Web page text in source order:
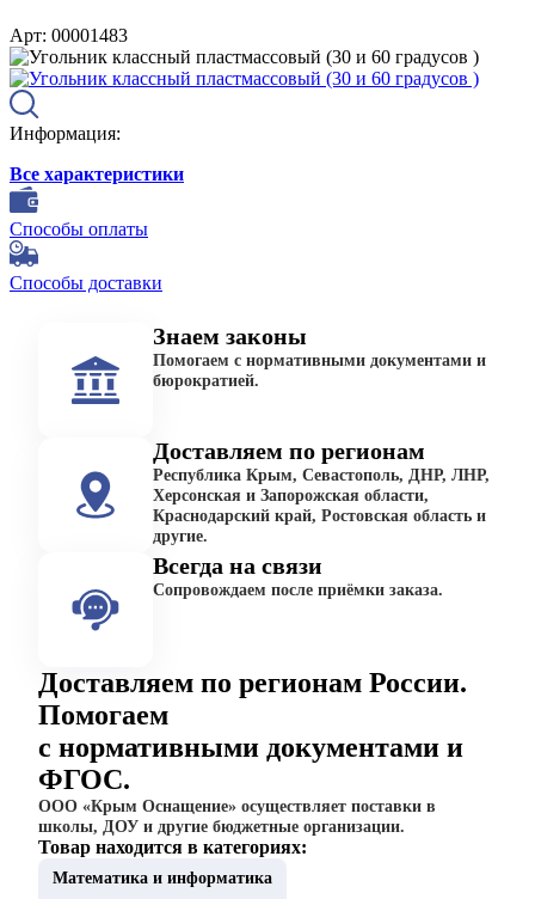
Арт: 00001483
Информация:
Все характеристики
Способы оплаты
Способы доставки
Знаем законы
Помогаем с нормативными документами и
бюрократией.
Доставляем по регионам
Республика Крым, Севастополь, ДНР, ЛНР,
Херсонская и Запорожская области,
Краснодарский край, Ростовская область и
другие.
Всегда на связи
Сопровождаем после приёмки заказа.
Доставляем по регионам России.
Помогаем
с нормативными документами и
ФГОС.
ООО «Крым Оснащение» осуществляет поставки в
школы, ДОУ и другие бюджетные организации.
Товар находится в категориях:
Математика и информатика